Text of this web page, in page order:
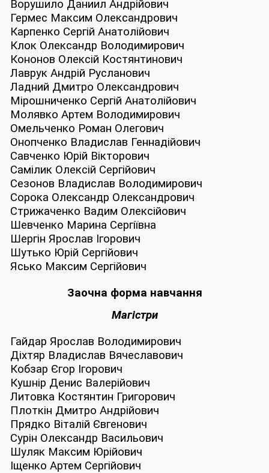
Ворушило Даниил Андрійович
Гермес Максим Олександрович
Карпенко Сергій Анатолійович
Клок Олександр Володимирович
Кононов Олексій Костянтинович
Лаврук Андрій Русланович
Ладний Дмитро Олександрович
Мірошниченко Сергій Анатолійович
Молявко Артем Володимирович
Омельченко Роман Олегович
Онопченко Владислав Геннадійович
Савченко Юрій Вікторович
Самілик Олексій Сергійович
Сезонов Владислав Володимирович
Сорока Олександр Олександрович
Стрижаченко Вадим Олексійович
Шевченко Марина Сергіївна
Шергін Ярослав Ігорович
Шутько Юрій Сергійович
Ясько Максим Сергійович
Заочна форма навчання
Магістри
Гайдар Ярослав Володимирович
Діхтяр Владислав Вячеславович
Кобзар Єгор Ігорович
Кушнір Денис Валерійович
Литовка Костянтин Григорович
Плоткін Дмитро Андрійович
Прядко Віталій Євгенович
Сурін Олександр Васильович
Шуляк Максим Юрійович
Іщенко Артем Сергійович